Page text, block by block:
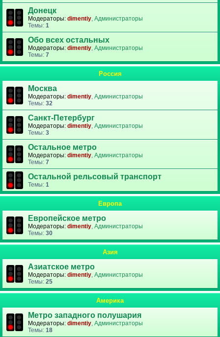
Донецк
Модераторы: dimentiy, Администраторы
Темы: 1
Обо всех остальных
Модераторы: dimentiy, Администраторы
Темы: 7
Россия
Москва
Модераторы: dimentiy, Администраторы
Темы: 32
Санкт-Петербург
Модераторы: dimentiy, Администраторы
Темы: 3
Остальное метро
Модераторы: dimentiy, Администраторы
Темы: 7
Остальной рельсовый транспорт
Темы: 1
Европа
Европейское метро
Модераторы: dimentiy, Администраторы
Темы: 30
Азия
Азиатское метро
Модераторы: dimentiy, Администраторы
Темы: 25
Америка
Метро западного полушария
Модераторы: dimentiy, Администраторы
Темы: 18